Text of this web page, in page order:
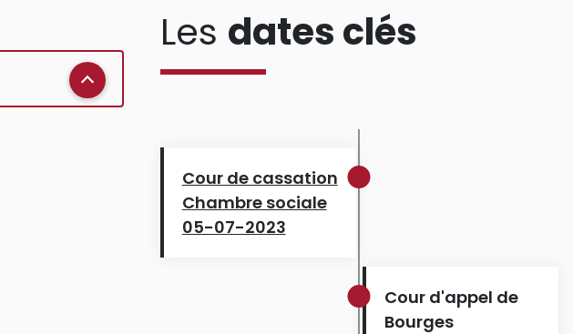
Les dates clés
Cour de cassation
Chambre sociale
05-07-2023
Cour d'appel de
Bourges